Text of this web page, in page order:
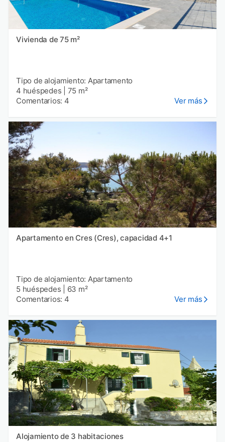
Vivienda de 75 m²
Tipo de alojamiento: Apartamento
4 huéspedes
75 m²
Comentarios: 4
Ver más
Apartamento en Cres (Cres), capacidad 4+1
Tipo de alojamiento: Apartamento
5 huéspedes
63 m²
Comentarios: 4
Ver más
Alojamiento de 3 habitaciones